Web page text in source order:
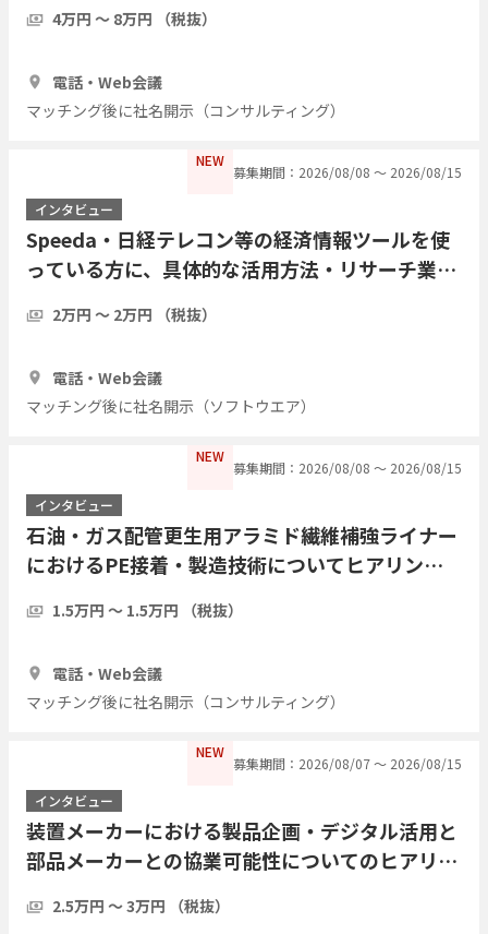
4万円 〜 8万円 （税抜）
電話・Web会議
マッチング後に社名開示（コンサルティング）
NEW
募集期間：2026/08/08 〜 2026/08/15
インタビュー
Speeda・日経テレコン等の経済情報ツールを使
っている方に、具体的な活用方法・リサーチ業務
2万円 〜 2万円 （税抜）
電話・Web会議
マッチング後に社名開示（ソフトウエア）
NEW
募集期間：2026/08/08 〜 2026/08/15
インタビュー
石油・ガス配管更生用アラミド繊維補強ライナー
におけるPE接着・製造技術についてヒアリング
1.5万円 〜 1.5万円 （税抜）
電話・Web会議
マッチング後に社名開示（コンサルティング）
NEW
募集期間：2026/08/07 〜 2026/08/15
インタビュー
装置メーカーにおける製品企画・デジタル活用と
部品メーカーとの協業可能性についてのヒアリン
2.5万円 〜 3万円 （税抜）